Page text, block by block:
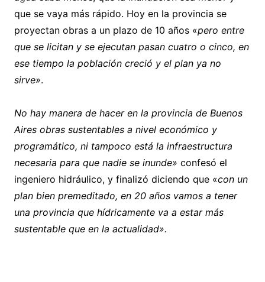
que se vaya más rápido. Hoy en la provincia se
proyectan obras a un plazo de 10 años «pero entre
que se licitan y se ejecutan pasan cuatro o cinco, en
ese tiempo la población creció y el plan ya no
sirve».
No hay manera de hacer en la provincia de Buenos
Aires obras sustentables a nivel económico y
programático, ni tampoco está la infraestructura
necesaria para que nadie se inunde» confesó el
ingeniero hidráulico, y finalizó diciendo que «con un
plan bien premeditado, en 20 años vamos a tener
una provincia que hídricamente va a estar más
sustentable que en la actualidad».